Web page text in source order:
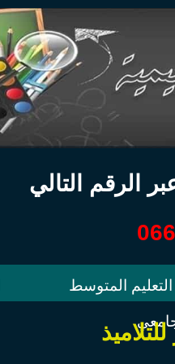
الرقم التالي
التعليم المتوسط